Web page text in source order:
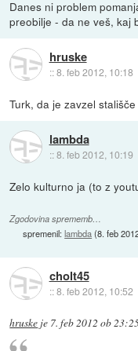
Danes ni problem
preobilje - da ne veš, kaj
hruske
::8. feb 2012, 10:18
Turk, da je zavzel
lambda
::8. feb 2012, 10:19
Zelo kulturno ja (to z
Zgodovina sprememb…
spremenil:lambda(8. feb
cholt45
::8. feb 2012, 10:52
hruske je 7. feb 2012 ob